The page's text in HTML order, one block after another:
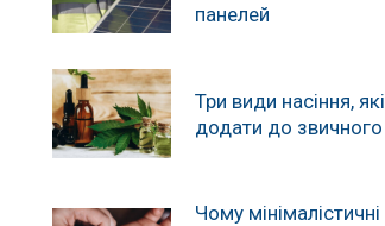
панелей
Три види насіння,
додати до
Чому мінімалістичні